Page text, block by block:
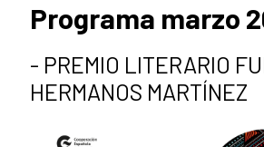
Programa marzo
- PREMIO LITERARIO
HERMANOS MARTÍNEZ